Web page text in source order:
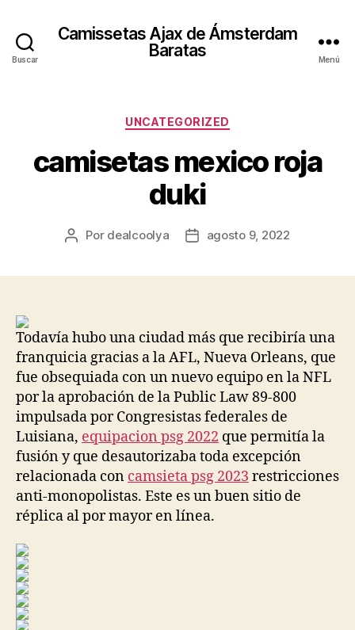
Buscar
Camissetas Ajax de Ámsterdam
Baratas
Menú
Categorías
UNCATEGORIZED
camisetas mexico roja
duki
Autor
Por dealcoolya
Fechaagosto 9, 2022
Todavía hubo una ciudad más que recibiría una
franquicia gracias a la AFL, Nueva Orleans, que
fue obsequiada con un nuevo equipo en la NFL
por la aprobación de la Public Law 89-800
impulsada por Congresistas federales de
Luisiana, equipacion psg 2022 que permitía la
fusión y que desautorizaba toda excepción
relacionada con camsieta psg 2023 restricciones
anti-monopolistas. Este es un buen sitio de
réplica al por mayor en línea.